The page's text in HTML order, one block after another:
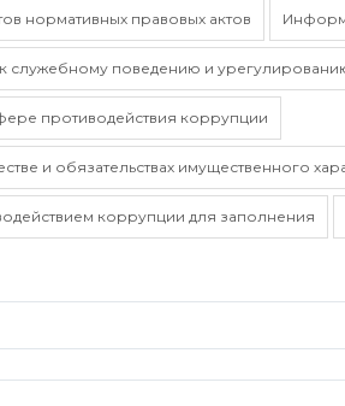
нормативных правовых актов
поведению и
противодействия коррупции
и обязательствах имущественного
коррупции для заполнения